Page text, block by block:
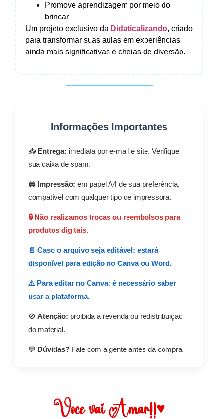
Promove aprendizagem por meio do
brincar
Um projeto exclusivo da Didaticalizando, criado
para transformar suas aulas em experiências
ainda mais significativas e cheias de diversão.
Informações Importantes
📥 Entrega: imediata por e-mail e site. Verifique
sua caixa de spam.
🖨️ Impressão: em papel A4 de sua preferência,
compatível com qualquer tipo de impressora.
🔒 Não realizamos trocas ou reembolsos para
produtos digitais.
📄 Caso o arquivo seja editável: estará
disponível para edição no Canva ou Word.
⚠️ Para editar no Canva: é necessário saber
usar a plataforma.
🚫 Atenção: proibida a revenda ou redistribuição
do material.
💬 Dúvidas? Fale com a gente antes da compra.
Você vai Amar!!♥